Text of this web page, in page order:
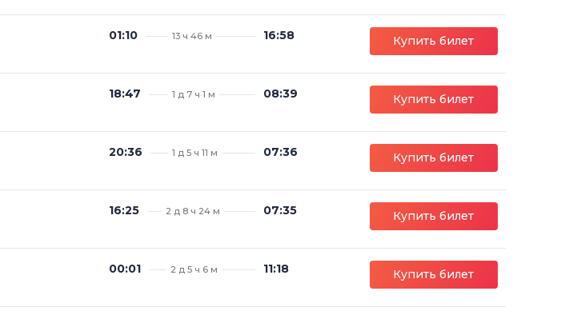
01:10 13 ч 46 м 16:58 Купить билет
18:47 1 д 7 ч 1 м 08:39 Купить билет
20:36 1 д 5 ч 11 м 07:36 Купить билет
16:25 2 д 8 ч 24 м 07:35 Купить билет
00:01 2 д 5 ч 6 м 11:18 Купить билет